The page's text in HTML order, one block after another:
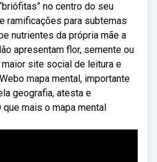
no centro do seu
ramificações para subtemas
nutrientes da própria mãe a
apresentam flor, semente ou
site social de leitura e
mapa mental, importante
geografia, atesta e
que mais o mapa mental